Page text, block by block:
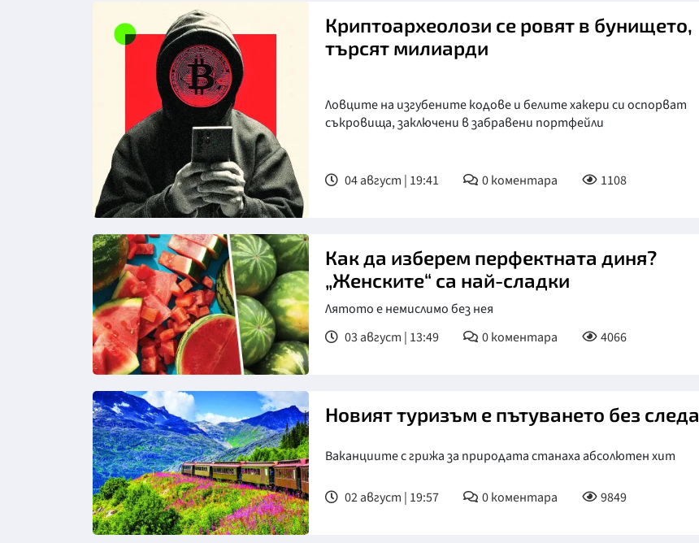
Криптоархеолози се ровят в бунището,
търсят милиарди
Ловците на изгубените кодове и белите хакери си оспорват
съкровища, заключени в забравени портфейли
04 август | 19:41 0коментара 1108
Как да изберем перфектната диня?
„Женските“ са най-сладки
Лятото е немислимо без нея
03 август | 13:49
0коментара 4066
Новият туризъм е пътуването без следа
Ваканциите с грижа за природата станаха абсолютен хит
02 август | 19:57 0коментара 9849